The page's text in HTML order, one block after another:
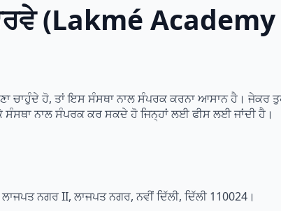
(Lakmé
ਚਾਹੁੰਦੇ ਹੋ, ਤਾਂ ਇਸ ਸੰਸਥਾ ਨਾਲ ਸੰਪਰਕ ਕਰਨਾ ਆਸਾਨ ਹੈ। ਜੇਕਰ
ਨਾਲ ਸੰਪਰਕ ਕਰ ਸਕਦੇ ਹੋ ਜਿਨ੍ਹਾਂ ਲਈ ਫੀਸ ਲਈ ਜਾਂਦੀ ਹੈ।
ਨਗਰ II, ਲਾਜਪਤ ਨਗਰ, ਨਵੀਂ ਦਿੱਲੀ, ਦਿੱਲੀ 110024।